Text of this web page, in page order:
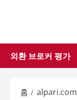
외환 브로커 평가
홈 alpari.com